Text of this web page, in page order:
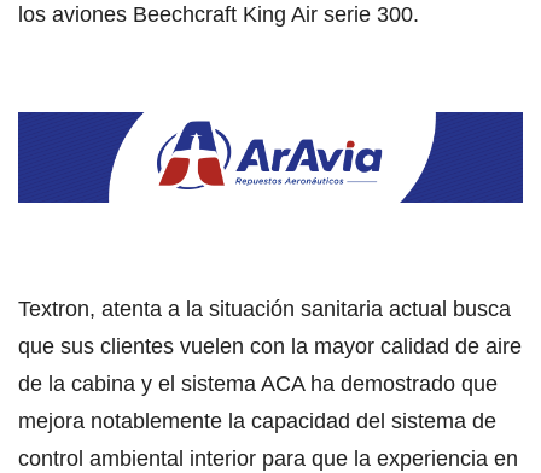
los aviones Beechcraft King Air serie 300.
Textron, atenta a la situación sanitaria actual busca
que sus clientes vuelen con la mayor calidad de aire
de la cabina y el sistema ACA ha demostrado que
mejora notablemente la capacidad del sistema de
control ambiental interior para que la experiencia en